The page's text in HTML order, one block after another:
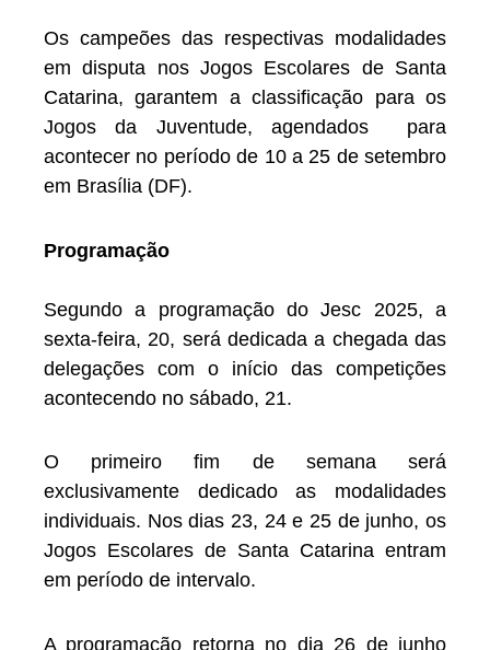
Os campeões das respectivas modalidades
em disputa nos Jogos Escolares de Santa
Catarina, garantem a classificação para os
Jogos da Juventude, agendados para
acontecer no período de 10 a 25 de setembro
em Brasília (DF).
Programação
Segundo a programação do Jesc 2025, a
sexta-feira, 20, será dedicada a chegada das
delegações com o início das competições
acontecendo no sábado, 21.
O primeiro fim de semana será
exclusivamente dedicado as modalidades
individuais. Nos dias 23, 24 e 25 de junho, os
Jogos Escolares de Santa Catarina entram
em período de intervalo.
A programação retorna no dia 26 de junho